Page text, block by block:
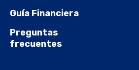
Guía Financiera
Preguntas
frecuentes